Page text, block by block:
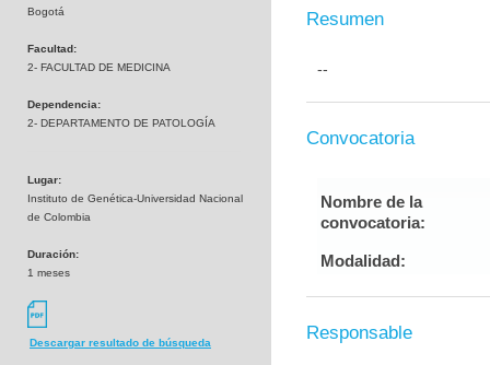
Bogotá
Facultad:
2- FACULTAD DE MEDICINA
Dependencia:
2- DEPARTAMENTO DE PATOLOGÍA
Lugar:
Instituto de Genética-Universidad Nacional
de Colombia
Duración:
1 meses
Descargar resultado de búsqueda
Resumen
--
Convocatoria
Nombre de la
convocatoria:
Modalidad:
Responsable